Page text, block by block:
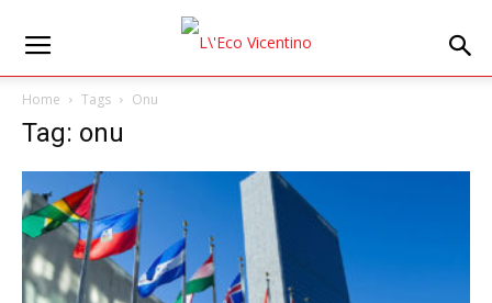
Home Tags Onu
Tag: onu